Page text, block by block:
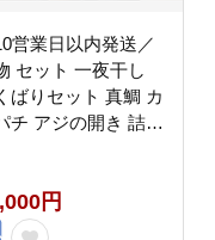
営業日以内発送／
セット 一夜干し
りセット 真鯛 カ
チ アジの開き 詰め
冷凍 鯛 マダイ タ
魚 惣菜 お惣菜 お
円